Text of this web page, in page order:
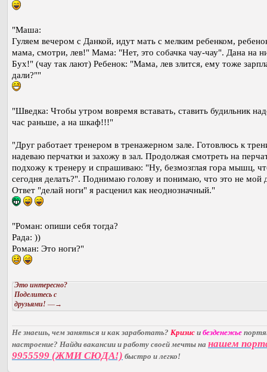
"Маша:
Гуляем вечером с Данкой, идут мать с мелким ребенком,
мама, смотри, лев!" Мама: "Нет, это собачка чау-чау". Дана на
Бух!" (чау так лают) Ребенок: "Мама, лев злится, ему тоже
дали?""
"Шведка: Чтобы утром вовремя вставать, ставить будильник
час раньше, а на шкаф!!!"
"Друг работает тренером в тренажерном зале. Готовлюсь к
надеваю перчатки и захожу в зал. Продолжая смотреть на
подхожу к тренеру и спрашиваю: "Ну, безмозглая гора мышц,
сегодня делать?". Поднимаю голову и понимаю, что это не мой
Ответ "делай ноги" я расценил как неоднозначный."
"Роман: опиши себя тогда?
Рада: ))
Роман: Это ноги?"
Это интересно?
Поделитесь с
друзьями! —→
Не знаешь, чем заняться и как заработать? Кризис и безденежье
настроение? Найди вакансии и работу своей мечты на нашем
9955599 (ЖМИ СЮДА!) быстро и легко!